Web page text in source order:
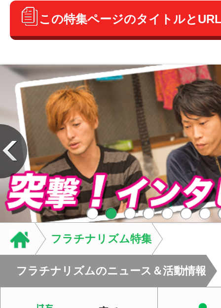
この特集ページのタイトルと
フラチナリズム特集
フラチナリズムのニュース＆活動情報